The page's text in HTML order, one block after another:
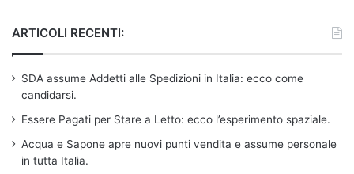
ARTICOLI RECENTI:
SDA assume Addetti alle Spedizioni in Italia: ecco come
candidarsi.
Essere Pagati per Stare a Letto: ecco l’esperimento spaziale.
Acqua e Sapone apre nuovi punti vendita e assume personale
in tutta Italia.